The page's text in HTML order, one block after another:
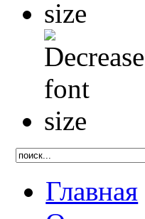
Главная